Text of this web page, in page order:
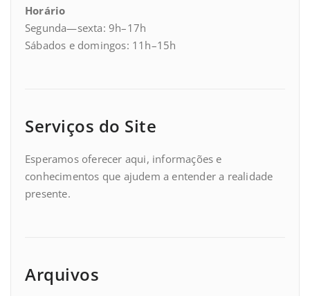
Horário
Segunda—sexta: 9h–17h
Sábados e domingos: 11h–15h
Serviços do Site
Esperamos oferecer aqui, informações e
conhecimentos que ajudem a entender a realidade
presente.
Arquivos